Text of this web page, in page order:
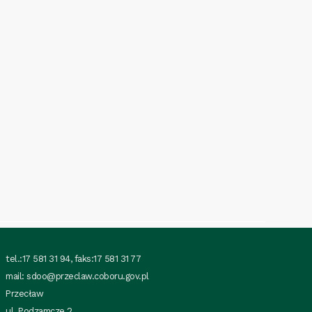
tel.:17 581 31 94, faks:17 581 31 77
mail:sdoo@przeclaw.coboru.gov.pl
Przecław